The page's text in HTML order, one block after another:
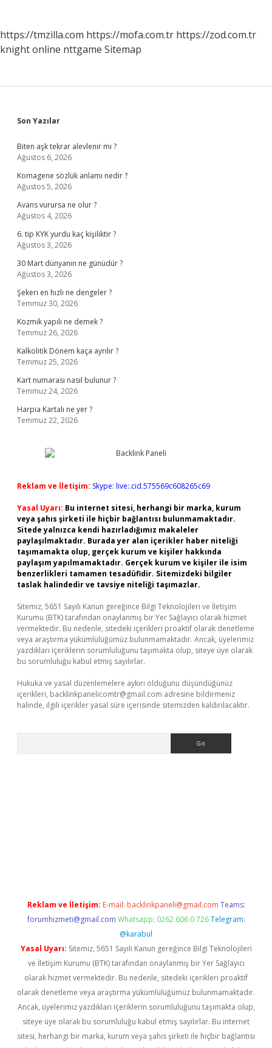
https://tmzilla.com https://mofa.com.tr https://zod.com.tr
knight online nttgame Sitemap
Sidebar
Son Yazılar
Biten aşk tekrar alevlenir mi ?
Ağustos 6, 2026
Komagene sözlük anlamı nedir ?
Ağustos 5, 2026
Avans vurursa ne olur ?
Ağustos 4, 2026
6. tip KYK yurdu kaç kişiliktir ?
Ağustos 3, 2026
30 Mart dünyanın ne günüdür ?
Ağustos 3, 2026
Şekeri en hızlı ne dengeler ?
Temmuz 30, 2026
Kozmik yapılı ne demek ?
Temmuz 26, 2026
Kalkolitik Dönem kaça ayrılır ?
Temmuz 25, 2026
Kart numarası nasıl bulunur ?
Temmuz 24, 2026
Harpia Kartalı ne yer ?
Temmuz 22, 2026
Reklam ve İletişim: Skype: live:.cid.575569c608265c69
Yasal Uyarı: Bu internet sitesi, herhangi bir marka, kurum
veya şahıs şirketi ile hiçbir bağlantısı bulunmamaktadır.
Sitede yalnızca kendi hazırladığımız makaleler
paylaşılmaktadır. Burada yer alan içerikler haber niteliği
taşımamakta olup, gerçek kurum ve kişiler hakkında
paylaşım yapılmamaktadır. Gerçek kurum ve kişiler ile isim
benzerlikleri tamamen tesadüfidir. Sitemizdeki bilgiler
taslak halindedir ve tavsiye niteliği taşımazlar.
Sitemiz, 5651 Sayılı Kanun gereğince Bilgi Teknolojileri ve İletişim
Kurumu (BTK) tarafından onaylanmış bir Yer Sağlayıcı olarak hizmet
vermektedir. Bu nedenle, sitedeki içerikleri proaktif olarak denetleme
veya araştırma yükümlülüğümüz bulunmamaktadır. Ancak, üyelerimiz
yazdıkları içeriklerin sorumluluğunu taşımakta olup, siteye üye olarak
bu sorumluluğu kabul etmiş sayılırlar.
Hukuka ve yasal düzenlemelere aykırı olduğunu düşündüğünüz
içerikleri, backlinkpanelicomtr@gmail.com adresine bildirmeniz
halinde, ilgili içerikler yasal süre içerisinde sitemizden kaldırılacaktır.
Reklam ve İletişim: E-mail: backlinkpaneli@gmail.com Teams:
forumhizmeti@gmail.com Whatsapp: 0262 606 0 726 Telegram:
@karabul
Yasal Uyarı: Sitemiz, 5651 Sayılı Kanun gereğince Bilgi Teknolojileri
ve İletişim Kurumu (BTK) tarafından onaylanmış bir Yer Sağlayıcı
olarak hizmet vermektedir. Bu nedenle, sitedeki içerikleri proaktif
olarak denetleme veya araştırma yükümlülüğümüz bulunmamaktadır.
Ancak, üyelerimiz yazdıkları içeriklerin sorumluluğunu taşımakta olup,
siteye üye olarak bu sorumluluğu kabul etmiş sayılırlar. Bu internet
sitesi, herhangi bir marka, kurum veya şahıs şirketi ile hiçbir bağlantısı